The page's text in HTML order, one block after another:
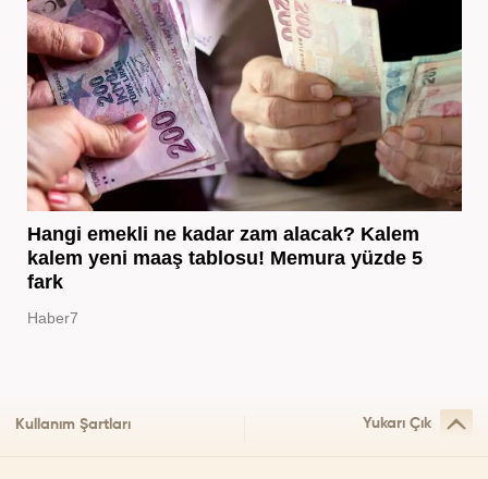
Hangi emekli ne kadar zam alacak? Kalem
kalem yeni maaş tablosu! Memura yüzde 5
fark
Haber7
Kullanım Şartları Yukarı Çık